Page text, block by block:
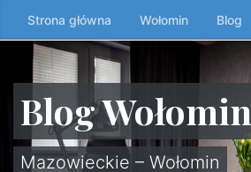
Przeskocz
do
treści
↷
Strona główna Wołomin Blog
Blog Wołomin
Mazowieckie – Wołomin